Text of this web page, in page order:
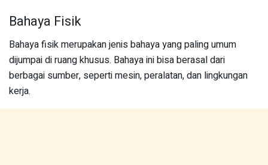
Bahaya Fisik
Bahaya fisik merupakan jenis bahaya yang paling umum
dijumpai di ruang khusus. Bahaya ini bisa berasal dari
berbagai sumber, seperti mesin, peralatan, dan lingkungan
kerja.